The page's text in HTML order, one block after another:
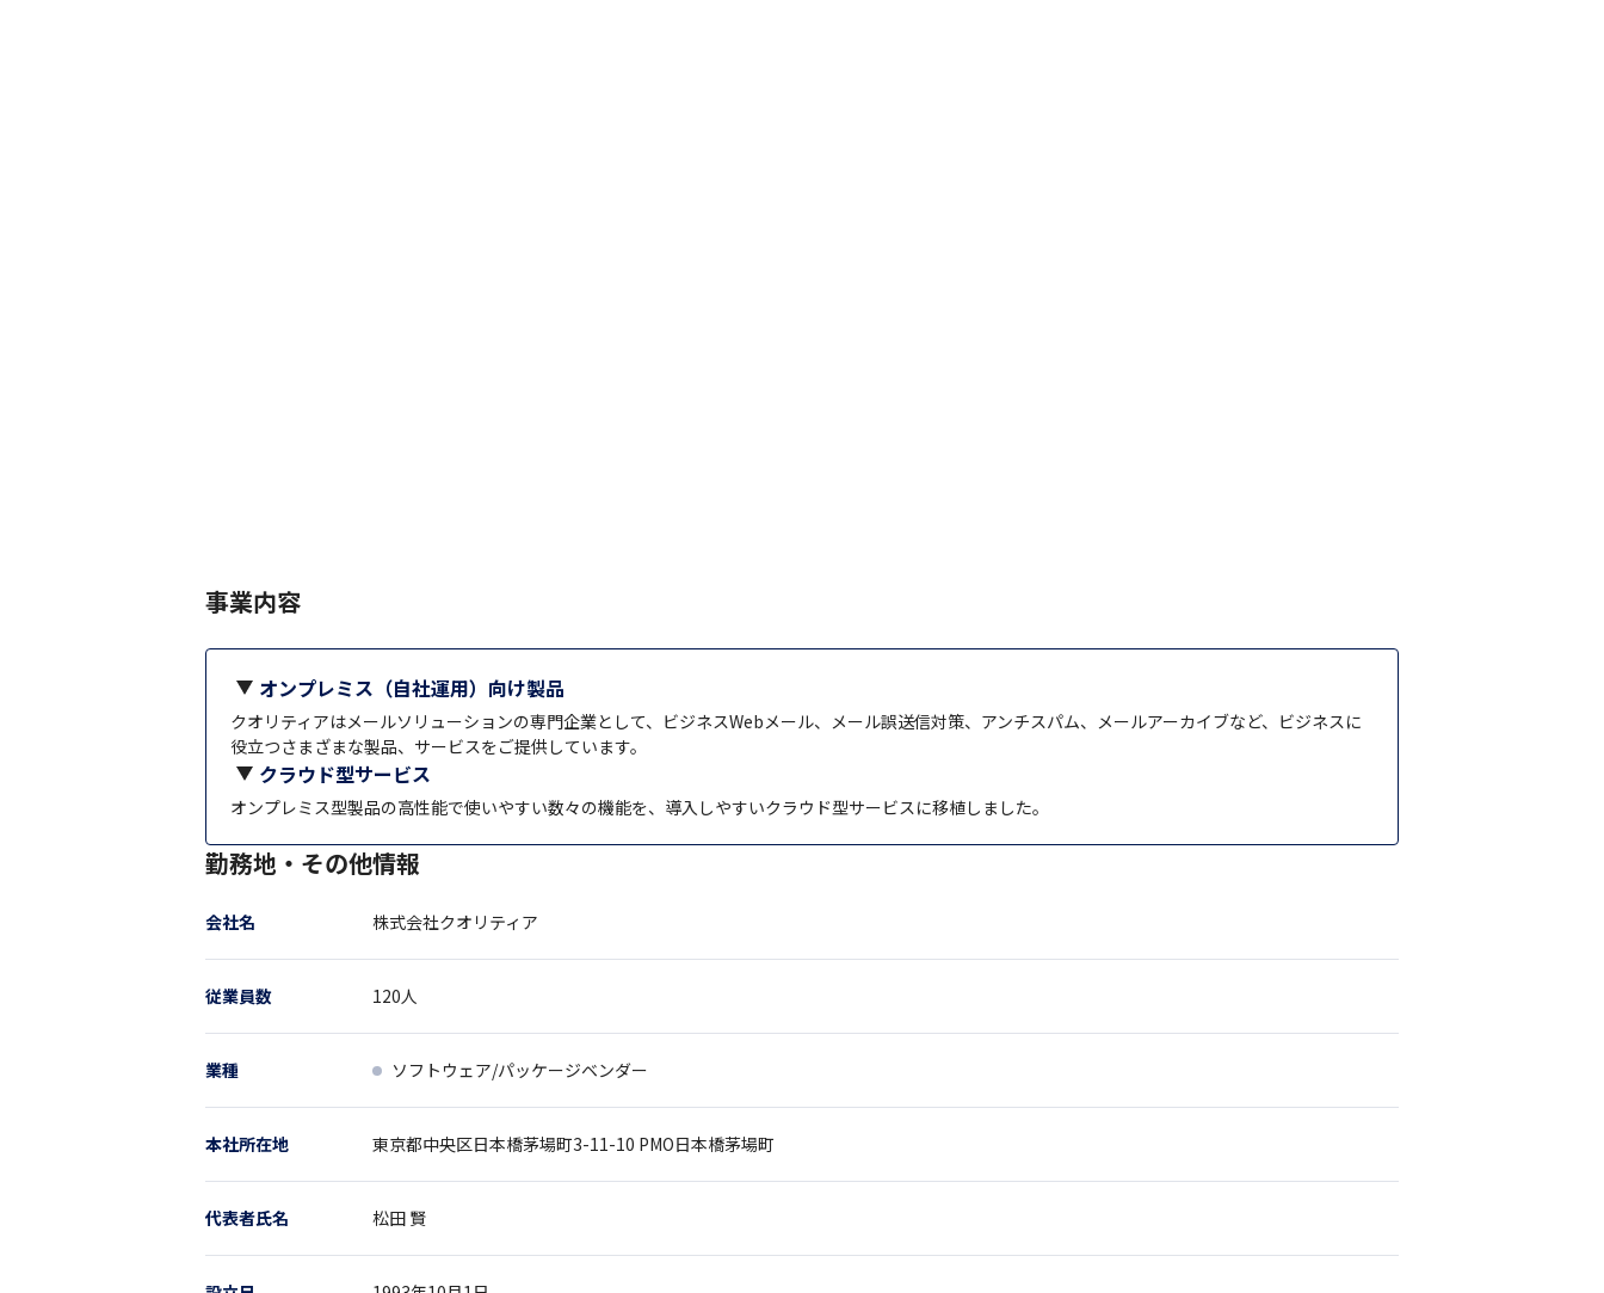
事業内容
オンプレミス（自社運用）向け製品
クオリティアはメールソリューションの専門企業として、ビジネスWebメール、メール誤送信対策、アンチスパム、メールアーカイブなど、ビジネスに
役立つさまざまな製品、サービスをご提供しています。
クラウド型サービス
オンプレミス型製品の高性能で使いやすい数々の機能を、導入しやすいクラウド型サービスに移植しました。
勤務地・その他情報
会社名 株式会社クオリティア
従業員数 120人
業種 ソフトウェア/パッケージベンダー
本社所在地 東京都中央区日本橋茅場町3-11-10 PMO日本橋茅場町
代表者氏名 松田 賢